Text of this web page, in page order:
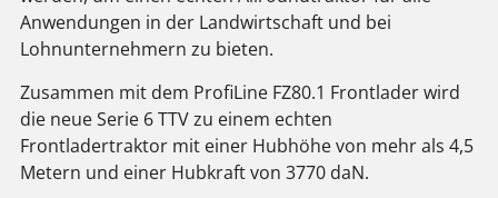
Anwendungen in der Landwirtschaft und bei
Lohnunternehmern zu bieten.
Zusammen mit dem ProfiLine FZ80.1 Frontlader wird
die neue Serie 6 TTV zu einem echten
Frontladertraktor mit einer Hubhöhe von mehr als 4,5
Metern und einer Hubkraft von 3770 daN.